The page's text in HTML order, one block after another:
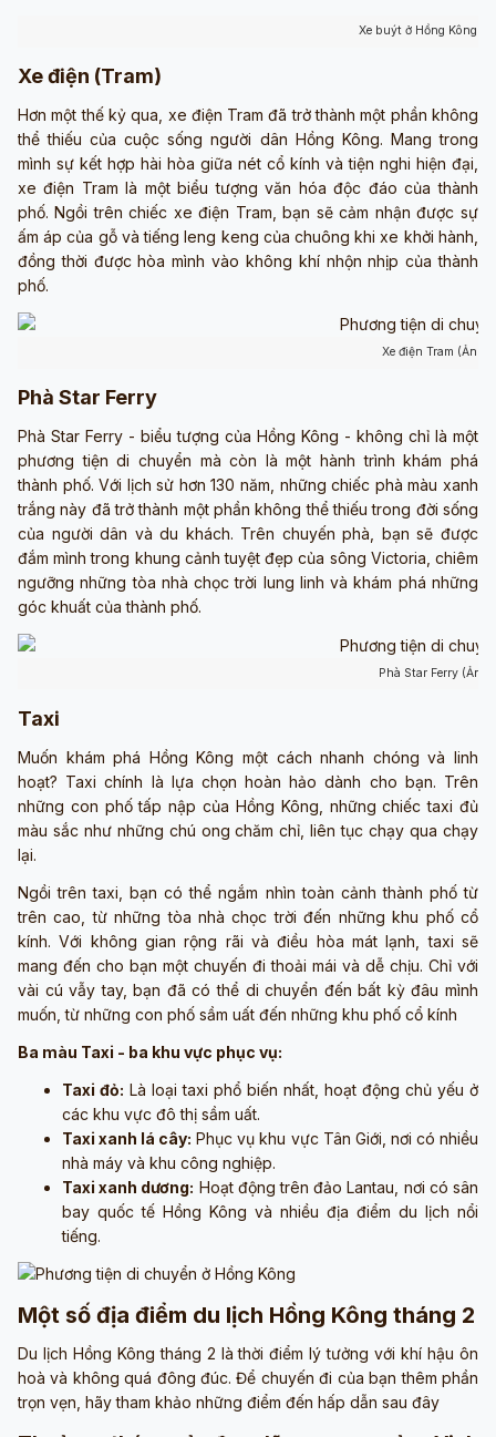
Xe buýt ở Hồng Kông
Xe điện (Tram)
Hơn một thế kỷ qua, xe điện Tram đã trở thành một phần không
thể thiếu của cuộc sống người dân Hồng Kông. Mang trong
mình sự kết hợp hài hòa giữa nét cổ kính và tiện nghi hiện đại,
xe điện Tram là một biểu tượng văn hóa độc đáo của thành
phố. Ngồi trên chiếc xe điện Tram, bạn sẽ cảm nhận được sự
ấm áp của gỗ và tiếng leng keng của chuông khi xe khởi hành,
đồng thời được hòa mình vào không khí nhộn nhịp của thành
phố.
Xe điện Tram (Ảnh
Phà Star Ferry
Phà Star Ferry - biểu tượng của Hồng Kông - không chỉ là một
phương tiện di chuyển mà còn là một hành trình khám phá
thành phố. Với lịch sử hơn 130 năm, những chiếc phà màu xanh
trắng này đã trở thành một phần không thể thiếu trong đời sống
của người dân và du khách. Trên chuyến phà, bạn sẽ được
đắm mình trong khung cảnh tuyệt đẹp của sông Victoria, chiêm
ngưỡng những tòa nhà chọc trời lung linh và khám phá những
góc khuất của thành phố.
Phà Star Ferry (Ảnh
Taxi
Muốn khám phá Hồng Kông một cách nhanh chóng và linh
hoạt? Taxi chính là lựa chọn hoàn hảo dành cho bạn. Trên
những con phố tấp nập của Hồng Kông, những chiếc taxi đủ
màu sắc như những chú ong chăm chỉ, liên tục chạy qua chạy
lại.
Ngồi trên taxi, bạn có thể ngắm nhìn toàn cảnh thành phố từ
trên cao, từ những tòa nhà chọc trời đến những khu phố cổ
kính. Với không gian rộng rãi và điều hòa mát lạnh, taxi sẽ
mang đến cho bạn một chuyến đi thoải mái và dễ chịu. Chỉ với
vài cú vẫy tay, bạn đã có thể di chuyển đến bất kỳ đâu mình
muốn, từ những con phố sầm uất đến những khu phố cổ kính
Ba màu Taxi - ba khu vực phục vụ:
Taxi đỏ: Là loại taxi phổ biến nhất, hoạt động chủ yếu ở
các khu vực đô thị sầm uất.
Taxi xanh lá cây: Phục vụ khu vực Tân Giới, nơi có nhiều
nhà máy và khu công nghiệp.
Taxi xanh dương: Hoạt động trên đảo Lantau, nơi có sân
bay quốc tế Hồng Kông và nhiều địa điểm du lịch nổi
tiếng.
Một số địa điểm du lịch Hồng Kông tháng 2
Du lịch Hồng Kông tháng 2 là thời điểm lý tưởng với khí hậu ôn
hoà và không quá đông đúc. Để chuyến đi của bạn thêm phần
trọn vẹn, hãy tham khảo những điểm đến hấp dẫn sau đây